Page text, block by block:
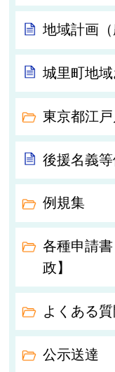
地域計画（
城里町地
東京都江
後援名義
例規集
各種申請
政】
よくある
公示送達